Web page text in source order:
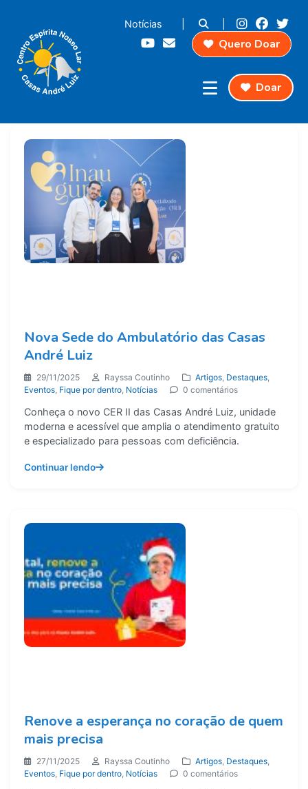
Notícias
Quero Doar
Doar
Nova Sede do Ambulatório das Casas
André Luiz
29/11/2025 Rayssa Coutinho Artigos, Destaques,
Eventos, Fique por dentro, Notícias 0 comentários
Conheça o novo CER II das Casas André Luiz, unidade
moderna e acessível que amplia o atendimento gratuito
e especializado para pessoas com deficiência.
Continuar lendo
Renove a esperança no coração de quem
mais precisa
27/11/2025 Rayssa Coutinho Artigos, Destaques,
Eventos, Fique por dentro, Notícias 0 comentários